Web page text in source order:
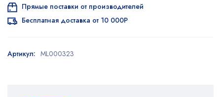
Прямые поставки от производителей
Бесплатная доставка от 10 000Р
Артикул: ML000323